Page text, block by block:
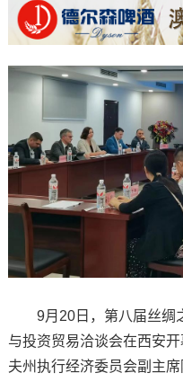
9月20日，第八届丝绸
与投资贸易洽谈会在西安
夫州执行经济委员会副主